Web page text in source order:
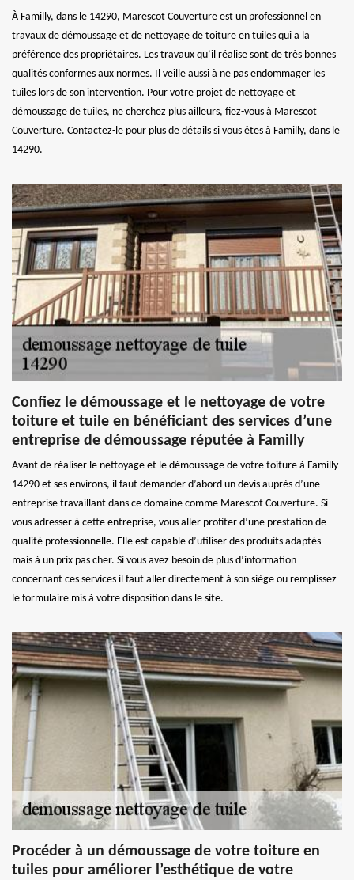
À Familly, dans le 14290, Marescot Couverture est un professionnel en
travaux de démoussage et de nettoyage de toiture en tuiles qui a la
préférence des propriétaires. Les travaux qu’il réalise sont de très bonnes
qualités conformes aux normes. Il veille aussi à ne pas endommager les
tuiles lors de son intervention. Pour votre projet de nettoyage et
démoussage de tuiles, ne cherchez plus ailleurs, fiez-vous à Marescot
Couverture. Contactez-le pour plus de détails si vous êtes à Familly, dans le
14290.
Confiez le démoussage et le nettoyage de votre
toiture et tuile en bénéficiant des services d’une
entreprise de démoussage réputée à Familly
Avant de réaliser le nettoyage et le démoussage de votre toiture à Familly
14290 et ses environs, il faut demander d’abord un devis auprès d’une
entreprise travaillant dans ce domaine comme Marescot Couverture. Si
vous adresser à cette entreprise, vous aller profiter d’une prestation de
qualité professionnelle. Elle est capable d’utiliser des produits adaptés
mais à un prix pas cher. Si vous avez besoin de plus d’information
concernant ces services il faut aller directement à son siège ou remplissez
le formulaire mis à votre disposition dans le site.
Procéder à un démoussage de votre toiture en
tuiles pour améliorer l’esthétique de votre